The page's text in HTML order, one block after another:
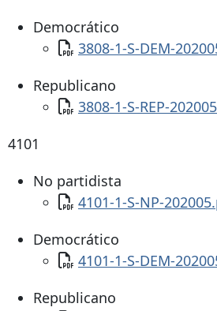
Democrático
Documento
3808-1-S-DEM-
Republicano
Documento
3808-1-S-REP-
4101
No partidista
Documento
4101-1-S-NP-
Democrático
Documento
4101-1-S-DEM-
Republicano